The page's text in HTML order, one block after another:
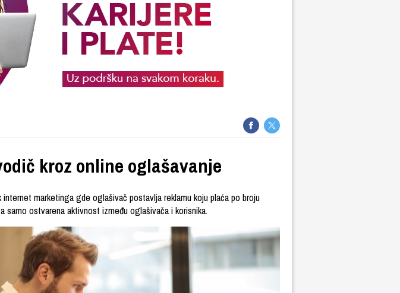
kroz online oglašavanje
marketinga gde oglašivač postavlja reklamu koju plaća po broju
samo ostvarena aktivnost između oglašivača i korisnika.